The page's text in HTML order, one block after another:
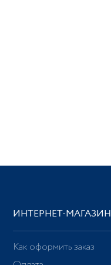
ИНТЕРНЕТ-МАГАЗИН
Как оформить заказ